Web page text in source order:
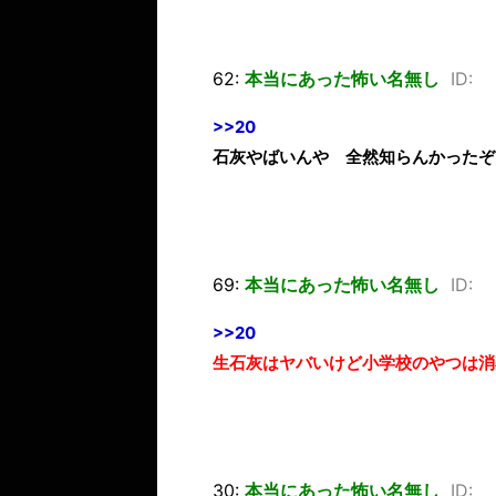
62: 本当にあった怖い名無し ID:
>>20
石灰やばいんや 全然知らんかったぞ
69: 本当にあった怖い名無し ID:
>>20
生石灰はヤバいけど小学校のやつは
30: 本当にあった怖い名無し ID: